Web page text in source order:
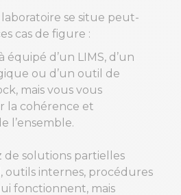
se situe peut-
cas de figure :
équipé d’un LIMS, d’un
ou d’un outil de
mais vous vous
la cohérence et
l’ensemble.
de solutions partielles
outils internes, procédures
fonctionnent, mais